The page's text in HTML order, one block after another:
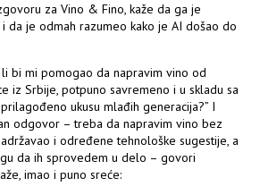
za Vino & Fino, kaže da ga je
da je odmah razumeo kako je AI došao do
li bi mi pomogao da napravim vino od
iz Srbije, potpuno savremeno i u skladu sa
ukusu mlađih generacija?” I
odgovor – treba da napravim vino bez
i određene tehnološke sugestije, a
da ih sprovedem u delo – govori
imao i puno sreće: